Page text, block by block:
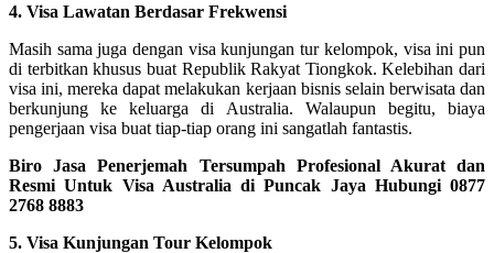
4. Visa Lawatan Berdasar Frekwensi
Masih sama juga dengan visa kunjungan tur kelompok, visa ini pun
di terbitkan khusus buat Republik Rakyat Tiongkok. Kelebihan dari
visa ini, mereka dapat melakukan kerjaan bisnis selain berwisata dan
berkunjung ke keluarga di Australia. Walaupun begitu, biaya
pengerjaan visa buat tiap-tiap orang ini sangatlah fantastis.
Biro Jasa Penerjemah Tersumpah Profesional Akurat dan
Resmi Untuk Visa Australia di Puncak Jaya Hubungi 0877
2768 8883
5. Visa Kunjungan Tour Kelompok